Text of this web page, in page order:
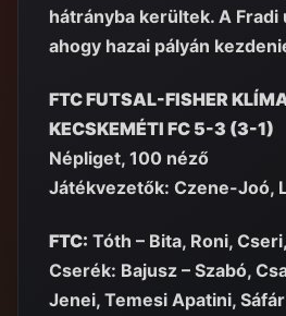
hátrányba kerültek. A Fradi
ahogy hazai pályán
FTC FUTSAL-FISHER
KECSKEMÉTI FC 5-3 (3-1)
Népliget, 100 néző
Játékvezetők: Czene-Joó,
FTC: Tóth – Bita, Roni,
Cserék: Bajusz – Szabó,
Jenei, Temesi Apatini, Sáfár